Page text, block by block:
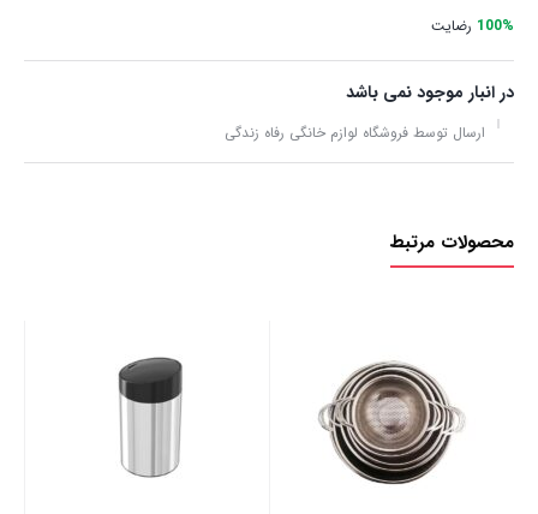
100% رضایت
در انبار موجود نمی باشد
ارسال توسط فروشگاه لوازم خانگی رفاه زندگی
محصولات مرتبط